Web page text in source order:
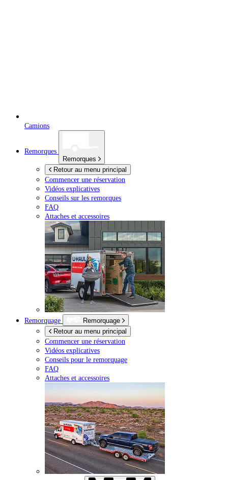
Camions
Remorques
Remorques
Retour au menu principal
Commencer une réservation
Vidéos explicatives
Conseils sur les remorques
FAQ
Attaches et accessoires
Remorquage
Remorquage
Retour au menu principal
Commencer une réservation
Vidéos explicatives
Conseils pour le remorquage
FAQ
Attaches et accessoires